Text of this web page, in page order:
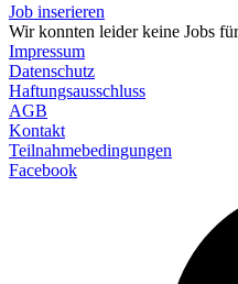
Job inserieren
Wir konnten leider keine Jobs
Impressum
Datenschutz
Haftungsausschluss
AGB
Kontakt
Teilnahmebedingungen
Facebook